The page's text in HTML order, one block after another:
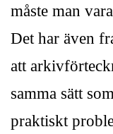
måste man
Det har även
att
samma sätt
praktiskt